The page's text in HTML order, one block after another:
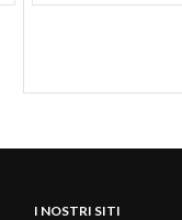
I NOSTRI SITI